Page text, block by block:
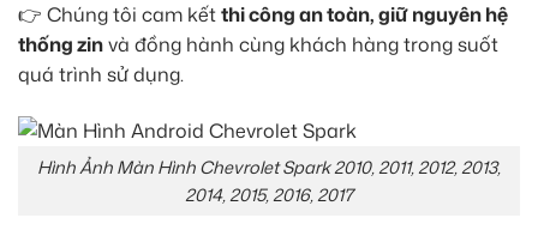
👉 Chúng tôi cam kếtthi công an toàn, giữ nguyên hệ
thống zinvà đồng hành cùng khách hàng trong suốt
quá trình sử dụng.
Hình Ảnh Màn Hình Chevrolet Spark 2010, 2011, 2012, 2013,
2014, 2015, 2016, 2017